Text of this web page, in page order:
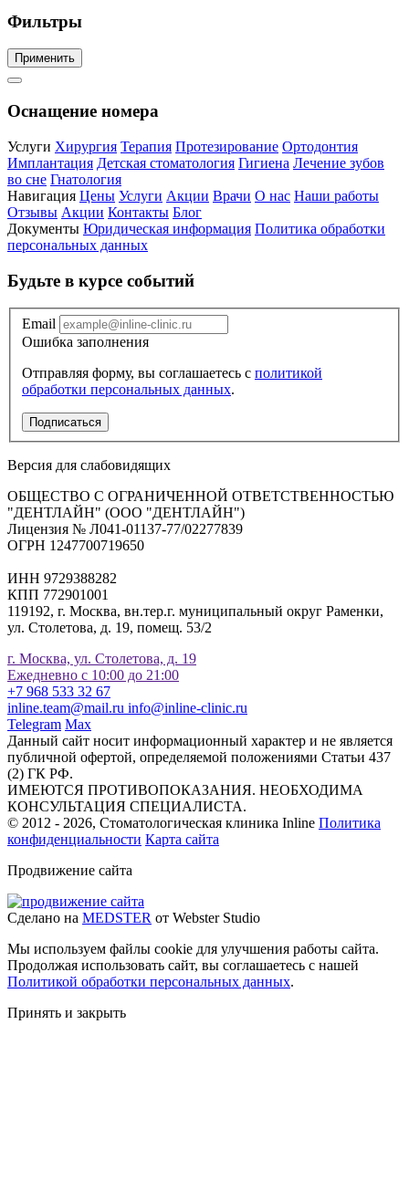
Фильтры
Применить
Оснащение номера
Услуги Хирургия Терапия Протезирование Ортодонтия
Имплантация Детская стоматология Гигиена Лечение зубов
во сне Гнатология
Навигация Цены Услуги Акции Врачи О нас Наши работы
Отзывы Акции Контакты Блог
Документы Юридическая информация Политика обработки
персональных данных
Будьте в курсе событий
Email
Ошибка заполнения
Отправляя форму, вы соглашаетесь с политикой
обработки персональных данных.
Подписаться
Версия для слабовидящих
ОБЩЕСТВО С ОГРАНИЧЕННОЙ ОТВЕТСТВЕННОСТЬЮ
"ДЕНТЛАЙН" (ООО "ДЕНТЛАЙН")
Лицензия № Л041-01137-77/02277839
ОГРН 1247700719650
ИНН 9729388282
КПП 772901001
119192, г. Москва, вн.тер.г. муниципальный округ Раменки,
ул. Столетова, д. 19, помещ. 53/2
г. Москва, ул. Столетова, д. 19
Ежедневно с 10:00 до 21:00
+7 968 533 32 67
inline.team@mail.ru info@inline-clinic.ru
Telegram Max
Данный сайт носит информационный характер и не является
публичной офертой, определяемой положениями Статьи 437
(2) ГК РФ.
ИМЕЮТСЯ ПРОТИВОПОКАЗАНИЯ. НЕОБХОДИМА
КОНСУЛЬТАЦИЯ СПЕЦИАЛИСТА.
© 2012 - 2026, Стоматологическая клиника Inline Политика
конфиденциальности Карта сайта
Продвижение сайта
Сделано на MEDSTER от Webster Studio
Мы используем файлы cookie для улучшения работы сайта.
Продолжая использовать сайт, вы соглашаетесь с нашей
Политикой обработки персональных данных.
Принять и закрыть